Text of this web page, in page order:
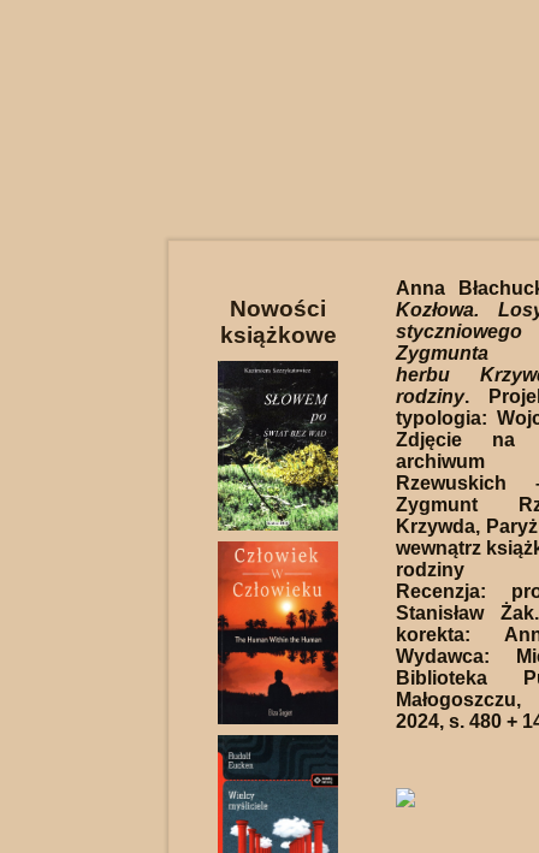
Nowości
książkowe
Anna
Kozłowa.
Zygmunta
herbu
rodziny.
typologia:
Zdjęcie na
Rzewuskich
Zygmunt
Krzywda,
wewnątrz
rodziny
Recenzja:
Stanisław
korekta:
Wydawca:
Biblioteka
2024, s. 480 +